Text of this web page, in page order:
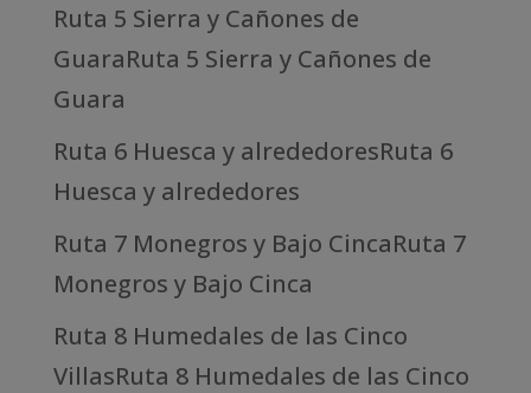
Ruta 5 Sierra y Cañones de
GuaraRuta 5 Sierra y Cañones de
Guara
Ruta 6 Huesca y alrededoresRuta 6
Huesca y alrededores
Ruta 7 Monegros y Bajo CincaRuta 7
Monegros y Bajo Cinca
Ruta 8 Humedales de las Cinco
VillasRuta 8 Humedales de las Cinco